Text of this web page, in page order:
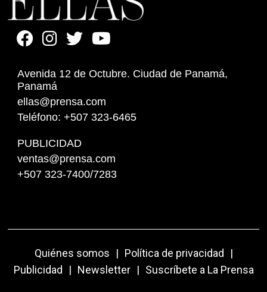
Avenida 12 de Octubre. Ciudad de Panamá,
Panamá
ellas@prensa.com
Teléfono: +507 323-6465
PUBLICIDAD
ventas@prensa.com
+507 323-7400/7283
Quiénes somos | Política de privacidad
|
Publicidad
| Newsletter | Suscríbete a La Prensa